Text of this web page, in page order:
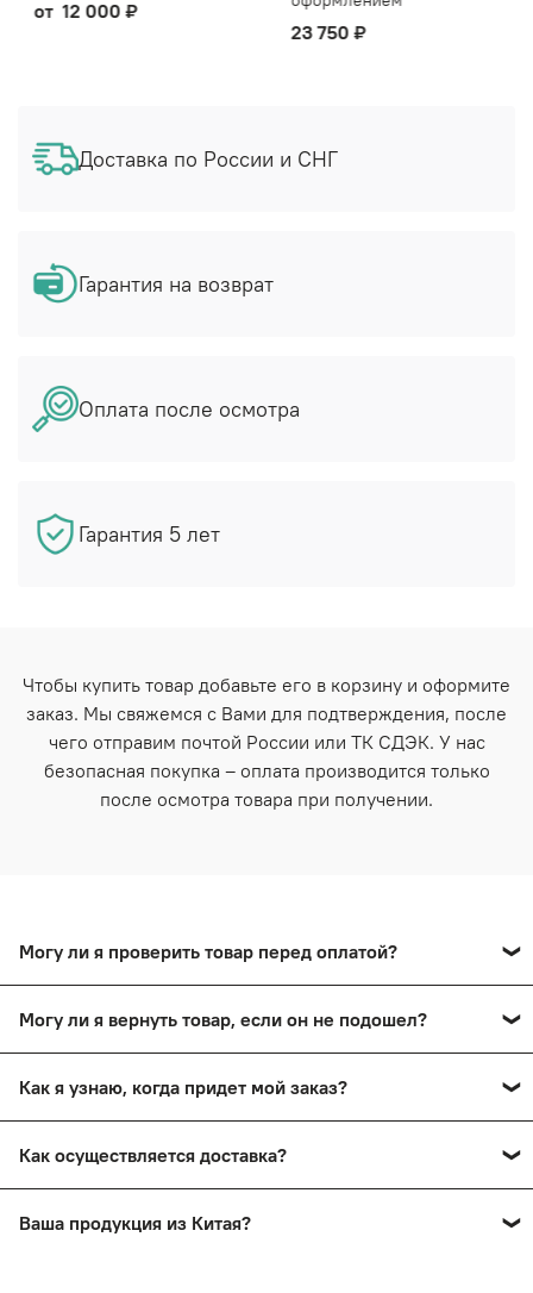
от 12 000 ₽
23 750 ₽
Доставка по России и СНГ
Гарантия на возврат
Оплата после осмотра
Гарантия 5 лет
Чтобы купить товар добавьте его в корзину и оформите
заказ. Мы свяжемся с Вами для подтверждения, после
чего отправим почтой России или ТК СДЭК. У нас
безопасная покупка – оплата производится только
после осмотра товара при получении.
Могу ли я проверить товар перед оплатой?
осмотра в пункте выдачи.
Могу ли я вернуть товар, если он не подошел?
сохранив товарный вид.
Как я узнаю, когда придет мой заказ?
заказа в пункт выдачи. Также мы проинформируем вас
по телефону.
Как осуществляется доставка?
Ваша продукция из Китая?